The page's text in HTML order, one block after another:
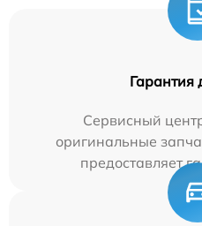
Гарантия
Сервисный
оригинальные
предоставляет